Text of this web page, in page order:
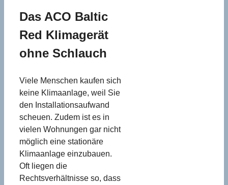
Das ACO Baltic
Red Klimagerät
ohne Schlauch
Viele Menschen kaufen sich
keine Klimaanlage, weil Sie
den Installationsaufwand
scheuen. Zudem ist es in
vielen Wohnungen gar nicht
möglich eine stationäre
Klimaanlage einzubauen.
Oft liegen die
Rechtsverhältnisse so, dass